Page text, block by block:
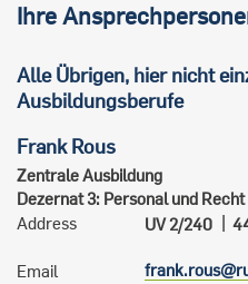
Ihre
Alle Übrigen, hier nicht
Ausbildungsberufe
Frank Rous
Zentrale Ausbildung
Dezernat 3: Personal und Recht
Address
UV 2/240
Email